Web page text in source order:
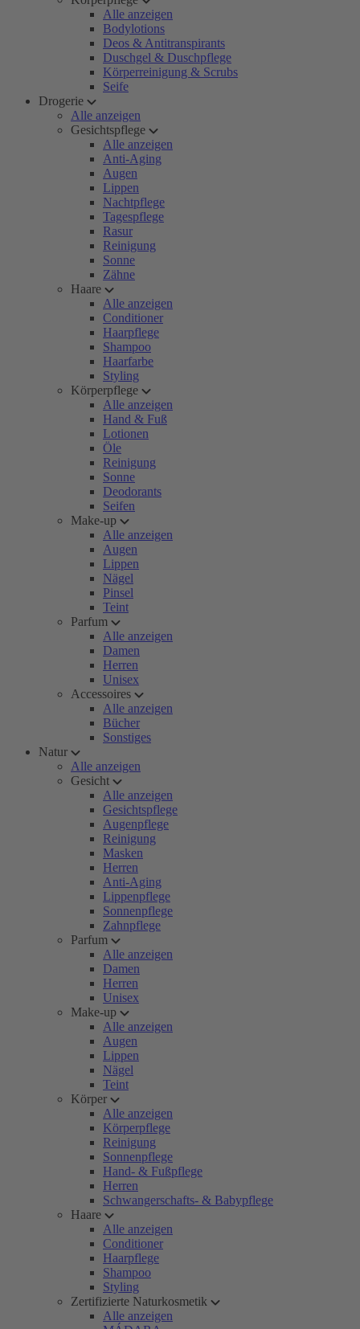
Alle anzeigen
Bodylotions
Deos & Antitranspirants
Duschgel & Duschpflege
Körperreinigung & Scrubs
Seife
Drogerie
Alle anzeigen
Gesichtspflege
Alle anzeigen
Anti-Aging
Augen
Lippen
Nachtpflege
Tagespflege
Rasur
Reinigung
Sonne
Zähne
Haare
Alle anzeigen
Conditioner
Haarpflege
Shampoo
Haarfarbe
Styling
Körperpflege
Alle anzeigen
Hand & Fuß
Lotionen
Öle
Reinigung
Sonne
Deodorants
Seifen
Make-up
Alle anzeigen
Augen
Lippen
Nägel
Pinsel
Teint
Parfum
Alle anzeigen
Damen
Herren
Unisex
Accessoires
Alle anzeigen
Bücher
Sonstiges
Natur
Alle anzeigen
Gesicht
Alle anzeigen
Gesichtspflege
Augenpflege
Reinigung
Masken
Herren
Anti-Aging
Lippenpflege
Sonnenpflege
Zahnpflege
Parfum
Alle anzeigen
Damen
Herren
Unisex
Make-up
Alle anzeigen
Augen
Lippen
Nägel
Teint
Körper
Alle anzeigen
Körperpflege
Reinigung
Sonnenpflege
Hand- & Fußpflege
Herren
Schwangerschafts- & Babypflege
Haare
Alle anzeigen
Conditioner
Haarpflege
Shampoo
Styling
Zertifizierte Naturkosmetik
Alle anzeigen